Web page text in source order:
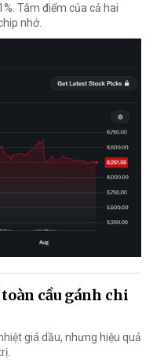
Tâm điểm của cả hai
nhớ.
cầu gánh chi
giá dầu, nhưng hiệu quả